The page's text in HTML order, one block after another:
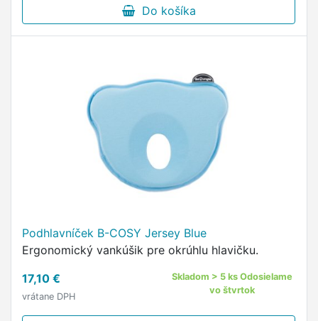
Do košíka
Podhlavníček B-COSY Jersey Blue
Ergonomický vankúšik pre okrúhlu hlavičku.
17,10 €
vrátane DPH
Skladom > 5 ks Odosielame
vo štvrtok